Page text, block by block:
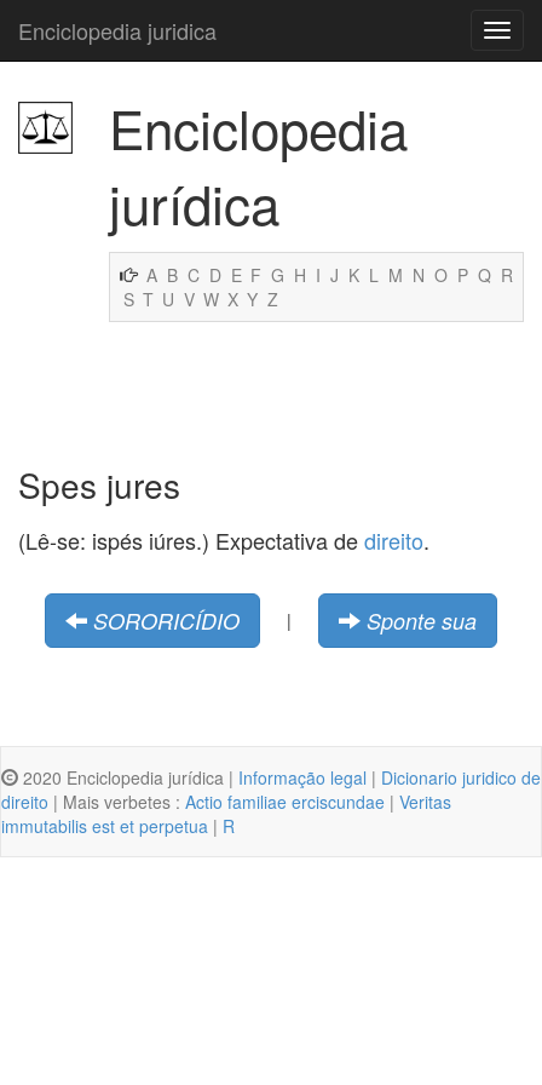
Enciclopedia juridica
Enciclopedia
jurídica
A B C D E F G H I J K L M N O P Q R
S T U V W X Y Z
Spes jures
(Lê-se: ispés iúres.) Expectativa dedireito.
SORORICÍDIO | Sponte sua
2020 Enciclopedia jurídica | Informação legal | Dicionario juridico de
direito | Mais verbetes : Actio familiae erciscundae | Veritas
immutabilis est et perpetua | R